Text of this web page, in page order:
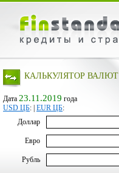
КАЛЬКУЛЯТОР ВАЛЮТ
Дата 23.11.2019 года
USD ЦБ: EUR ЦБ:
Доллар
Евро
Рубль